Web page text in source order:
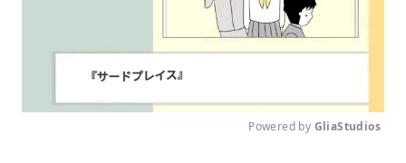
Powered by GliaStudios